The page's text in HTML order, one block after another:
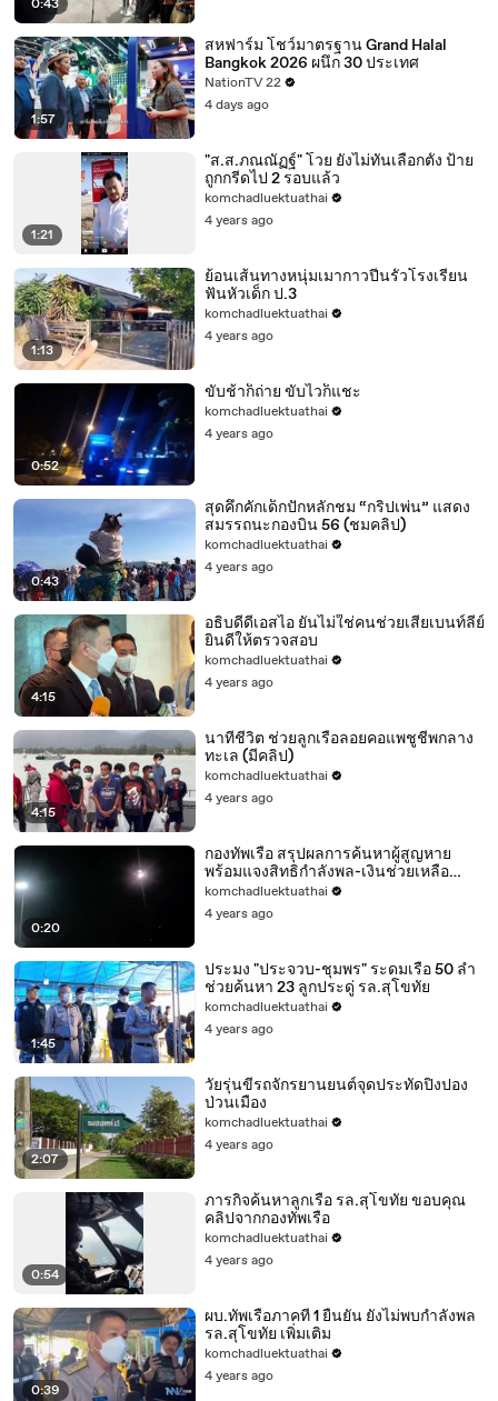
0:43
1:57
สหฟาร์ม โชว์มาตรฐาน Grand Halal
Bangkok 2026 ผนึก 30 ประเทศ
NationTV 22
4 days ago
1:21
"ส.ส.ภณณัฏฐ์" โวย ยังไม่ทันเลือกตั้ง ป้าย
ถูกกรีดไป 2 รอบแล้ว
komchadluektuathai
4 years ago
1:13
ย้อนเส้นทางหนุ่มเมากาวปีนรั้วโรงเรียน
ฟันหัวเด็ก ป.3
komchadluektuathai
4 years ago
0:52
ขับช้าก็ถ่าย ขับไวก็แชะ
komchadluektuathai
4 years ago
0:43
สุดคึกคักเด็กปักหลักชม “กริปเพ่น” แสดง
สมรรถนะกองบิน 56 (ชมคลิป)
komchadluektuathai
4 years ago
4:15
อธิบดีดีเอสไอ ยันไม่ใช่คนช่วยเสี่ยเบนท์ลีย์
ยินดีให้ตรวจสอบ
komchadluektuathai
4 years ago
4:15
นาทีชีวิต ช่วยลูกเรือลอยคอแพชูชีพกลาง
ทะเล (มีคลิป)
komchadluektuathai
4 years ago
0:20
กองทัพเรือ สรุปผลการค้นหาผู้สูญหาย
พร้อมแจงสิทธิกำลังพล-เงินช่วยเหลือ
บรรเทาความเดือนร้อน
komchadluektuathai
4 years ago
1:45
ประมง "ประจวบ-ชุมพร" ระดมเรือ 50 ลำ
ช่วยค้นหา 23 ลูกประดู่ รล.สุโขทัย
komchadluektuathai
4 years ago
2:07
วัยรุ่นขี่รถจักรยานยนต์จุดประทัดปิงปอง
ป่วนเมือง
komchadluektuathai
4 years ago
0:54
ภารกิจค้นหาลูกเรือ รล.สุโขทัย ขอบคุณ
คลิปจากกองทัพเรือ
komchadluektuathai
4 years ago
0:39
ผบ.ทัพเรือภาคที่ 1 ยืนยัน ยังไม่พบกำลังพล
รล.สุโขทัย เพิ่มเติม
komchadluektuathai
4 years ago